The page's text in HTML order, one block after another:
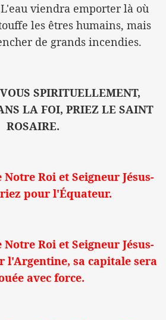
viendra emporter là où
les êtres humains, mais
de grands incendies.
SPIRITUELLEMENT,
LA FOI, PRIEZ LE SAINT
ROSAIRE.
Roi et Seigneur Jésus-
pour l'Équateur.
Roi et Seigneur Jésus-
l'Argentine, sa capitale sera
avec force.